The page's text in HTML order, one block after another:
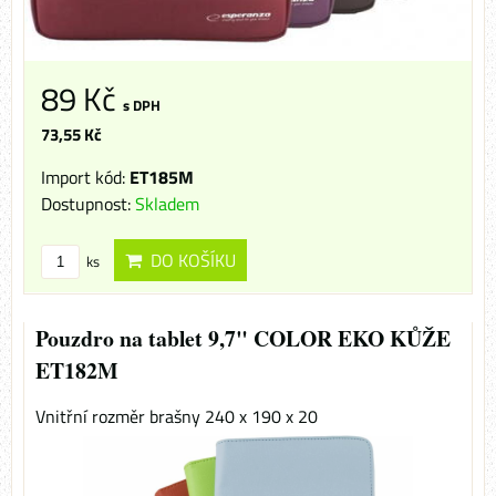
89 Kč s DPH
73,55 Kč
Import kód: ET185M
Dostupnost:Skladem
ks DO KOŠÍKU
Pouzdro na tablet 9,7" COLOR EKO KŮŽE
ET182M
Vnitřní rozměr brašny 240 x 190 x 20